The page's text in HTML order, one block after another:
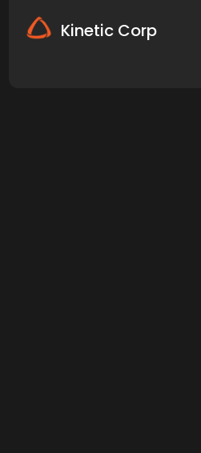
Kinetic Corp